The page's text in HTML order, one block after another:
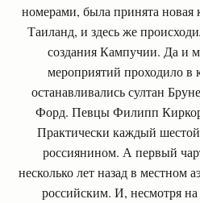
номерами, была принята новая
Таиланд, и здесь же
создания Кампучии. Да и
мероприятий проходило в
останавливались султан
Форд. Певцы Филипп
Практически каждый шестой
россиянином. А первый
несколько лет назад в местном
российским. И, несмотря